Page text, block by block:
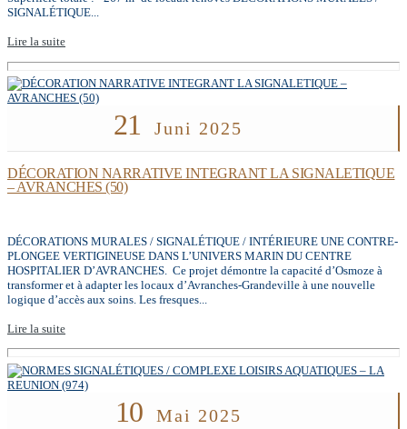
SIGNALÉTIQUE...
Lire la suite
21 Juni 2025
DÉCORATION NARRATIVE INTEGRANT LA SIGNALETIQUE
– AVRANCHES (50)
DÉCORATIONS MURALES / SIGNALÉTIQUE / INTÉRIEURE UNE CONTRE-
PLONGEE VERTIGINEUSE DANS L’UNIVERS MARIN DU CENTRE
HOSPITALIER D’AVRANCHES. Ce projet démontre la capacité d’Osmoze à
transformer et à adapter les locaux d’Avranches-Grandeville à une nouvelle
logique d’accès aux soins. Les fresques...
Lire la suite
10 Mai 2025